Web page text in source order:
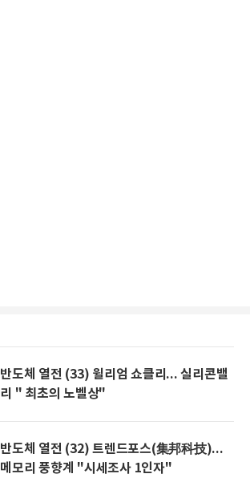
반도체 열전 (33) 윌리엄 쇼클리... 실리콘밸
리 " 최초의 노벨상"
반도체 열전 (32) 트렌드포스(集邦科技)...
메모리 풍향계 "시세조사 1인자"